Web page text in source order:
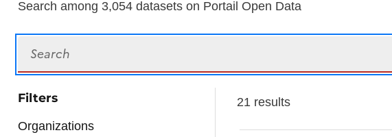
Search among 3,054 datasets on Portail Open Data
Filters
Organizations
21 results